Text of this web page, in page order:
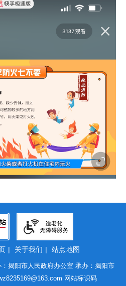
| 关于我们 | 站点地图
揭阳市人民政府办公室 承办：揭阳市
网站标识码